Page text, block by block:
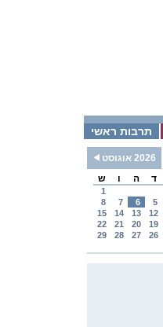
תרבות ראשי
2026 אוגוסט
ד ה ו ש
1
5
6
7
8
12
13
14
15
19
20
21
22
26
27
28
29